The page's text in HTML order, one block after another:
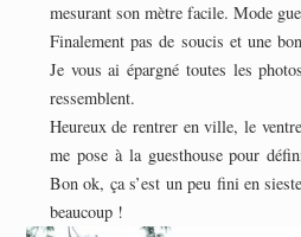
mesurant son mètre facile. Mode
Finalement pas de soucis et une
Je vous ai épargné toutes les
ressemblent.
Heureux de rentrer en ville, le
me pose à la guesthouse pour
Bon ok, ça s’est un peu fini en
beaucoup !